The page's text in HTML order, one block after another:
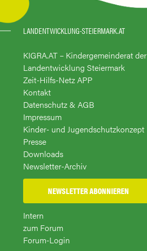
LANDENTWICKLUNG-STEIERMARK.AT
KIGRA.AT – Kindergemeinderat der
Landentwicklung Steiermark
Zeit-Hilfs-Netz APP
Kontakt
Datenschutz & AGB
Impressum
Kinder- und Jugendschutzkonzept
Presse
Downloads
Newsletter-Archiv
NEWSLETTER ABONNIEREN
Intern
zum Forum
Forum-Login